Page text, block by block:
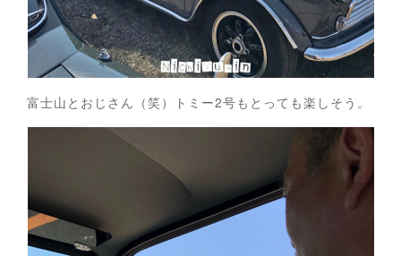
富士山とおじさん（笑）トミー2号もとっても楽しそう。